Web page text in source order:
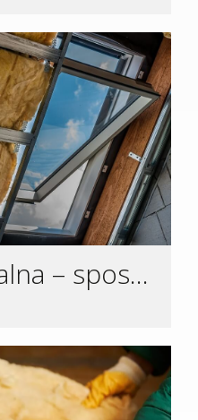
Wełna mineralna – sposoby na ocieplenie poddasza